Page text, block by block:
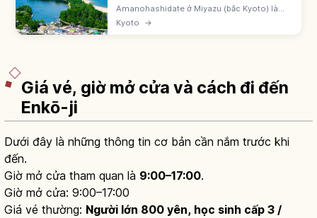
Amanohashidate ở Miyazu (bắc Kyoto) là
một trong 'Nihon Sankei' cùng Matsushima
và Miyajima, dải cồn 3,6km phủ 6.700 cây
Kyoto →
Giá vé, giờ mở cửa và cách đi đến
Enkō-ji
Dưới đây là những thông tin cơ bản cần nắm trước khi
đến.
Giờ mở cửa tham quan là 9:00–17:00.
Giờ mở cửa: 9:00–17:00
Giá vé thường: Người lớn 800 yên, học sinh cấp 3 /